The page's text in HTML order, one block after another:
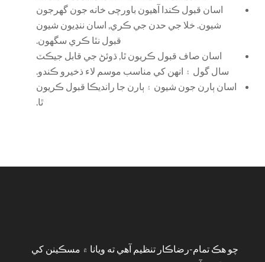
️ اسان قبول ڪندا آهيون باورچی خانه جون گهرجون
شيون. خلا جي حدن جي ڪري, اسان ننڍيون شيون
قبول نٿا ڪري سگهون.
اسان صاف قبول ڪريون ٿا, ڌوئڻ جي قابل جيڪٽ
سال گول ۽ انهن کي مناسب موسم لاء ذخيرو ڪندو.
️ اسان ٻارن جون شيون ۽ ٻارن جا رانديڪا قبول ڪريون
ٿا.
چو هڪ تمام-رضاڪار تنظيم آهي ته ويانا ۾ مسڪينن کي